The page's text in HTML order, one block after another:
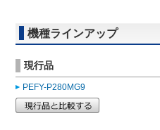
機種ラインアップ
現行品
PEFY-P280MG9